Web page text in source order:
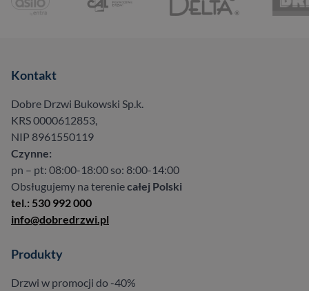
Kontakt
Dobre Drzwi Bukowski Sp.k.
KRS 0000612853,
NIP 8961550119
Czynne:
pn – pt: 08:00-18:00 so: 8:00-14:00
Obsługujemy na tereniecałej Polski
tel.: 530 992 000
info@dobredrzwi.pl
Produkty
Drzwi w promocji do -40%